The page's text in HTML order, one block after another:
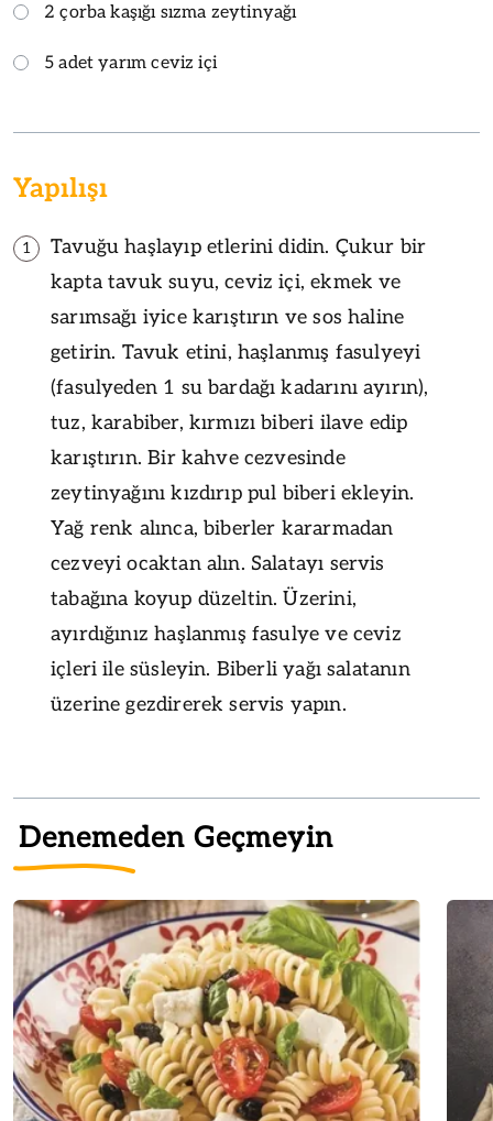
2 çorba kaşığı sızma zeytinyağı
5 adet yarım ceviz içi
Yapılışı
1
Tavuğu haşlayıp etlerini didin. Çukur bir
kapta tavuk suyu, ceviz içi, ekmek ve
sarımsağı iyice karıştırın ve sos haline
getirin. Tavuk etini, haşlanmış fasulyeyi
(fasulyeden 1 su bardağı kadarını ayırın),
tuz, karabiber, kırmızı biberi ilave edip
karıştırın. Bir kahve cezvesinde
zeytinyağını kızdırıp pul biberi ekleyin.
Yağ renk alınca, biberler kararmadan
cezveyi ocaktan alın. Salatayı servis
tabağına koyup düzeltin. Üzerini,
ayırdığınız haşlanmış fasulye ve ceviz
içleri ile süsleyin. Biberli yağı salatanın
üzerine gezdirerek servis yapın.
Denemeden Geçmeyin